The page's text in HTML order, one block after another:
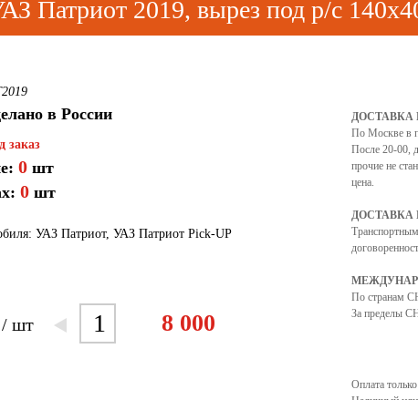
Патриот 2019, вырез под р/c
в России
заказ
0 шт
0 шт
УАЗ Патриот, УАЗ Патриот Pick-UP
/ шт
1
8 000
ДОСТАВКА
По Москве в
После 20-00,
прочие не
цена.
ДОСТАВКА
По странам
За пределы
Оплата